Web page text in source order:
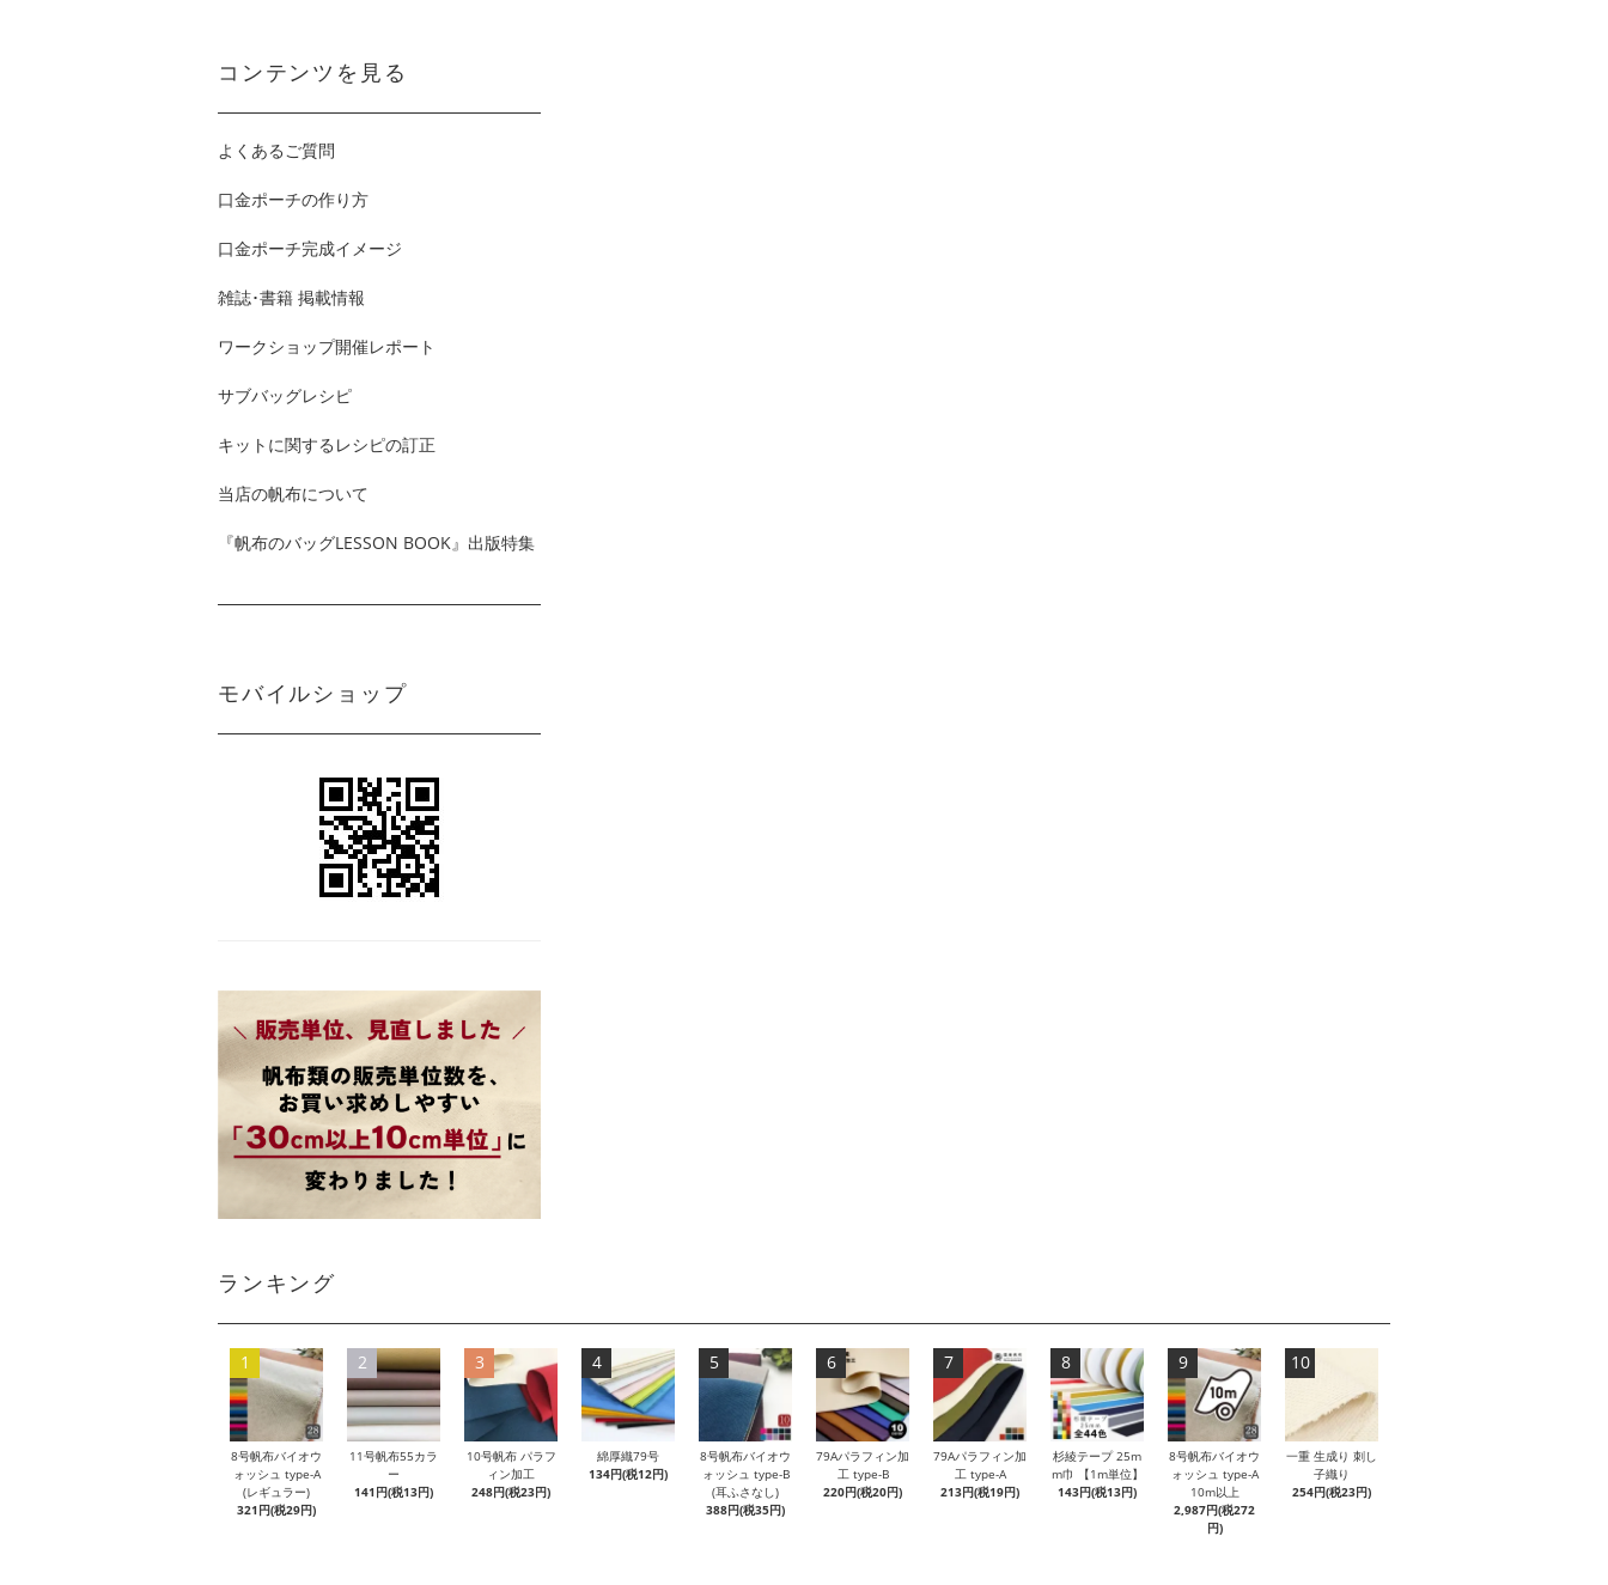
コンテンツを見る
よくあるご質問
口金ポーチの作り方
口金ポーチ完成イメージ
雑誌･書籍 掲載情報
ワークショップ開催レポート
サブバッグレシピ
キットに関するレシピの訂正
当店の帆布について
『帆布のバッグLESSON BOOK』出版特集
モバイルショップ
ランキング
1
8号帆布バイオウ
ォッシュ type-A
(レギュラー)
321円(税29円)
2
11号帆布55カラ
ー
141円(税13円)
3
10号帆布 パラフ
ィン加工
248円(税23円)
4
綿厚織79号
134円(税12円)
5
8号帆布バイオウ
ォッシュ type-B
(耳ふさなし)
388円(税35円)
6
79Aパラフィン加
工 type-B
220円(税20円)
7
79Aパラフィン加
工 type-A
213円(税19円)
8
杉綾テープ 25m
m巾 【1m単位】
143円(税13円)
9
8号帆布バイオウ
ォッシュ type-A
10m以上
2,987円(税272
円)
10
一重 生成り 刺し
子織り
254円(税23円)